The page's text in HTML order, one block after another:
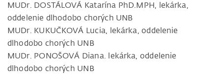
MUDr. DOSTÁLOVÁ Katarína PhD.MPH, lekárka,
oddelenie dlhodobo chorých UNB
MUDr. KUKUČKOVÁ Lucia, lekárka, oddelenie
dlhodobo chorých UNB
MUDr. PONOŠOVÁ Diana. lekárka, oddelenie
dlhodobo chorých UNB